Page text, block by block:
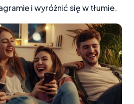
i wyróżnić się w tłumie.